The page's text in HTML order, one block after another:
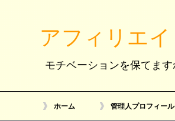
アフィリエ
モチベーションを保てます
ホーム 管理人プロフィール